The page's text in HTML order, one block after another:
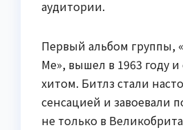
аудитории.
Первый альбом группы,
Me», вышел в 1963 году и
хитом. Битлз стали
сенсацией и завоевали
не только в